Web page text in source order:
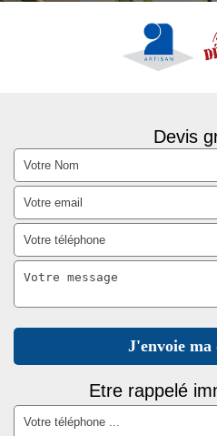
Devis
Etre rappelé